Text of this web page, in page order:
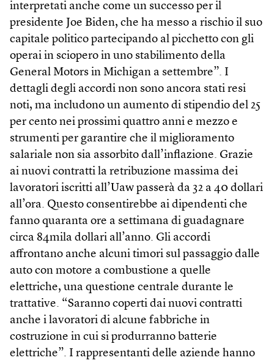
interpretati anche come un successo per il
presidente Joe Biden, che ha messo a rischio il suo
capitale politico partecipando al picchetto con gli
operai in sciopero in uno stabilimento della
General Motors in Michigan a settembre”. I
dettagli degli accordi non sono ancora stati resi
noti, ma includono un aumento di stipendio del 25
per cento nei prossimi quattro anni e mezzo e
strumenti per garantire che il miglioramento
salariale non sia assorbito dall’inflazione. Grazie
ai nuovi contratti la retribuzione massima dei
lavoratori iscritti all’Uaw passerà da 32 a 40 dollari
all’ora. Questo consentirebbe ai dipendenti che
fanno quaranta ore a settimana di guadagnare
circa 84mila dollari all’anno. Gli accordi
affrontano anche alcuni timori sul passaggio dalle
auto con motore a combustione a quelle
elettriche, una questione centrale durante le
trattative. “Saranno coperti dai nuovi contratti
anche i lavoratori di alcune fabbriche in
costruzione in cui si produrranno batterie
elettriche”. I rappresentanti delle aziende hanno